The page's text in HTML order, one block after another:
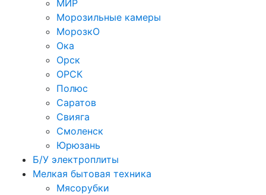
МИР
Морозильные камеры
МорозкО
Ока
Орск
ОРСК
Полюс
Саратов
Свияга
Смоленск
Юрюзань
Б/У электроплиты
Мелкая бытовая техника
Мясорубки